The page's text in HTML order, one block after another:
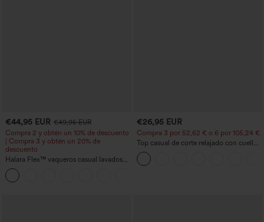
€44,95 EUR €49,95 EUR
Compra 2 y obtén un 10% de descuento
| Compra 3 y obtén un 20% de
descuento
Halara Flex™ vaqueros casual lavados
asimétricos de tiro bajo con bolsillos
con cremallera, corte baggy y pierna
ancha
€26,95 EUR
Compra 3 por 52,62 € o 6 por 105,24 €.
Top casual de corte relajado con cuello
redondo y mangas murciélago.